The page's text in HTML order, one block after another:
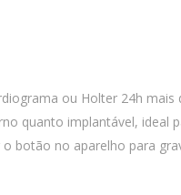
ou Holter 24h
quanto implantável, ideal
botão no aparelho para